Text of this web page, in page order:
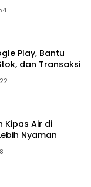
Play, Bantu
dan Transaksi
Kipas Air di
Nyaman